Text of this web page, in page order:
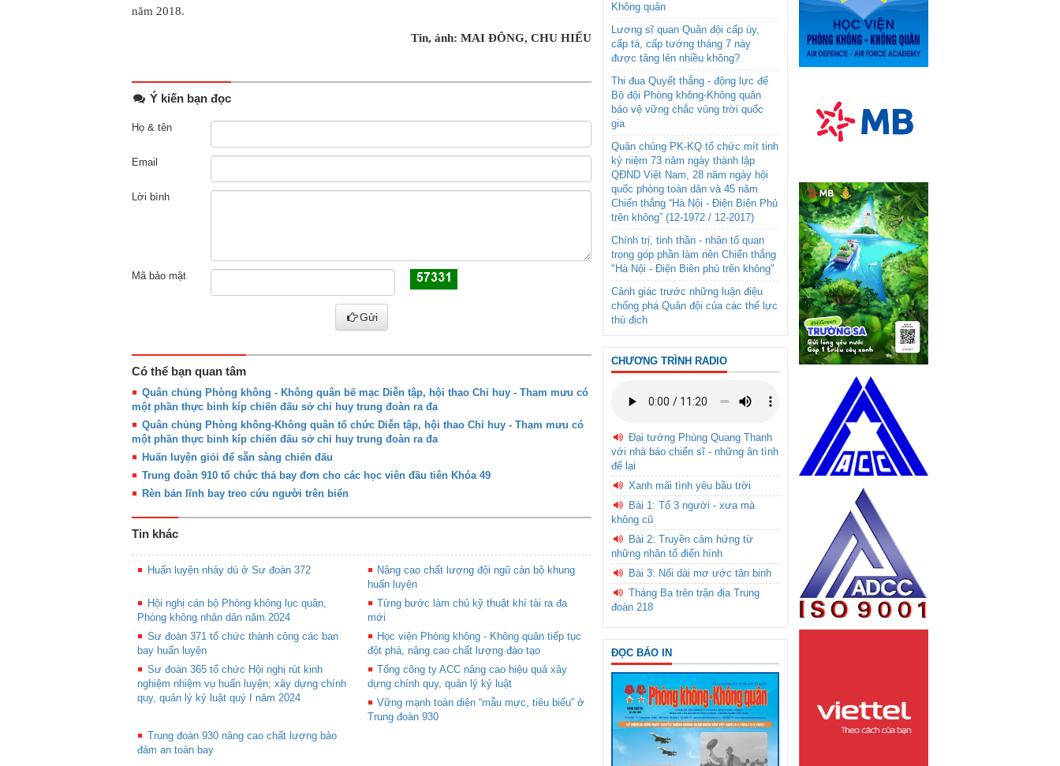
năm 2018.
Tin, ảnh: MAI ĐÔNG, CHU HIẾU
Ý kiến bạn đọc
Họ & tên
Email
Lời bình
Mã bảo mật
Gửi
Có thể bạn quan tâm
Quân chủng Phòng không - Không quân bế mạc Diễn tập, hội thao Chỉ huy - Tham mưu có
một phần thực binh kíp chiến đấu sở chỉ huy trung đoàn ra đa
Quân chủng Phòng không-Không quân tổ chức Diễn tập, hội thao Chỉ huy - Tham mưu có
một phần thực binh kíp chiến đấu sở chỉ huy trung đoàn ra đa
Huấn luyện giỏi để sẵn sàng chiến đấu
Trung đoàn 910 tổ chức thả bay đơn cho các học viên đầu tiên Khóa 49
Rèn bản lĩnh bay treo cứu người trên biển
Tin khác
Huấn luyện nhảy dù ở Sư đoàn 372
Nâng cao chất lượng đội ngũ cán bộ khung
huấn luyện
Hội nghị cán bộ Phòng không lục quân,
Phòng không nhân dân năm 2024
Từng bước làm chủ kỹ thuật khí tài ra đa
mới
Sư đoàn 371 tổ chức thành công các ban
bay huấn luyện
Học viện Phòng không - Không quân tiếp tục
đột phá, nâng cao chất lượng đào tạo
Sư đoàn 365 tổ chức Hội nghị rút kinh
nghiệm nhiệm vụ huấn luyện; xây dựng chính
quy, quản lý kỷ luật quý I năm 2024
Tổng công ty ACC nâng cao hiệu quả xây
dựng chính quy, quản lý kỷ luật
Vững mạnh toàn diện “mẫu mực, tiêu biểu” ở
Trung đoàn 930
Trung đoàn 930 nâng cao chất lượng bảo
đảm an toàn bay
Không quân
Lương sĩ quan Quân đội cấp úy,
cấp tá, cấp tướng tháng 7 này
được tăng lên nhiều không?
Thi đua Quyết thắng - động lực để
Bộ đội Phòng không-Không quân
bảo vệ vững chắc vùng trời quốc
gia
Quân chủng PK-KQ tổ chức mít tinh
kỷ niệm 73 năm ngày thành lập
QĐND Việt Nam, 28 năm ngày hội
quốc phòng toàn dân và 45 năm
Chiến thắng “Hà Nội - Điện Biên Phủ
trên không” (12-1972 / 12-2017)
Chính trị, tinh thần - nhân tố quan
trọng góp phần làm nên Chiến thắng
"Hà Nội - Điện Biên phủ trên không"
Cảnh giác trước những luận điệu
chống phá Quân đội của các thế lực
thù địch
CHƯƠNG TRÌNH RADIO
Đại tướng Phùng Quang Thanh
với nhà báo chiến sĩ - những ân tình
để lại
Xanh mãi tình yêu bầu trời
Bài 1: Tổ 3 người - xưa mà
không cũ
Bài 2: Truyền cảm hứng từ
những nhân tố điển hình
Bài 3: Nối dài mơ ước tân binh
Tháng Ba trên trận địa Trung
đoàn 218
ĐỌC BÁO IN